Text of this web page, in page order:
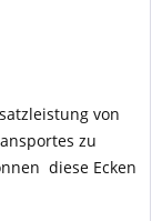
von
zu
diese Ecken